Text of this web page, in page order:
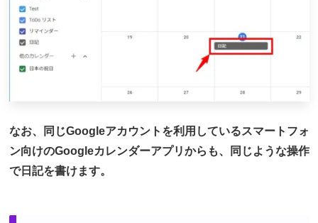
なお、同じGoogleアカウントを利用しているスマートフォ
ン向けのGoogleカレンダーアプリからも、同じような操作
で日記を書けます。